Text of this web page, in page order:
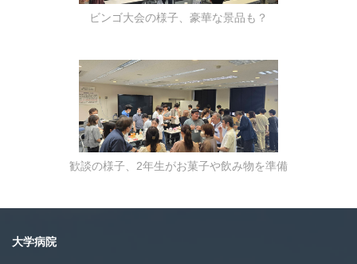
ビンゴ大会の様子、豪華な景品も？
歓談の様子、2年生がお菓子や飲み物を準備
大学病院